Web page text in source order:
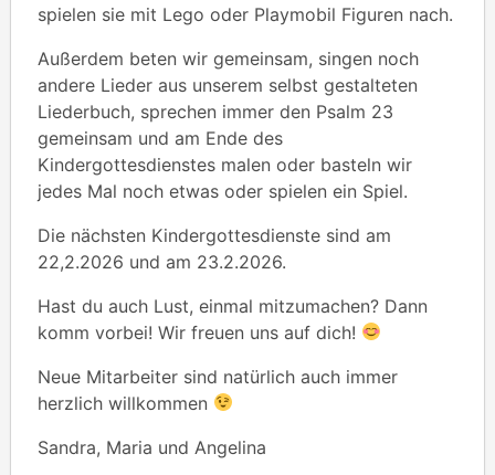
spielen sie mit Lego oder Playmobil Figuren nach.
Außerdem beten wir gemeinsam, singen noch
andere Lieder aus unserem selbst gestalteten
Liederbuch, sprechen immer den Psalm 23
gemeinsam und am Ende des
Kindergottesdienstes malen oder basteln wir
jedes Mal noch etwas oder spielen ein Spiel.
Die nächsten Kindergottesdienste sind am
22,2.2026 und am 23.2.2026.
Hast du auch Lust, einmal mitzumachen? Dann
komm vorbei! Wir freuen uns auf dich!
Neue Mitarbeiter sind natürlich auch immer
herzlich willkommen
Sandra, Maria und Angelina